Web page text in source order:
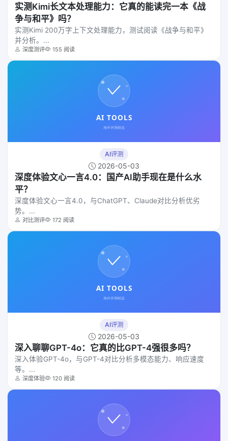
实测Kimi长文本处理能力：它真的能读完一本《战
争与和平》吗？
实测Kimi 200万字上下文处理能力，测试阅读《战争与和平》
并分析。...
深度测评 155 阅读
AI评测
2026-05-03
深度体验文心一言4.0：国产AI助手现在是什么水
平？
深度体验文心一言4.0，与ChatGPT、Claude对比分析优劣
势。...
对比测评 172 阅读
AI评测
2026-05-03
深入聊聊GPT-4o：它真的比GPT-4强很多吗？
深入体验GPT-4o，与GPT-4对比分析多模态能力、响应速度
等。...
深度体验 120 阅读